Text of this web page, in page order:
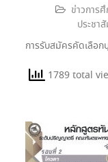
ข่าวการ
ประชา
การรับสมัครคัดเลือก
1789 total